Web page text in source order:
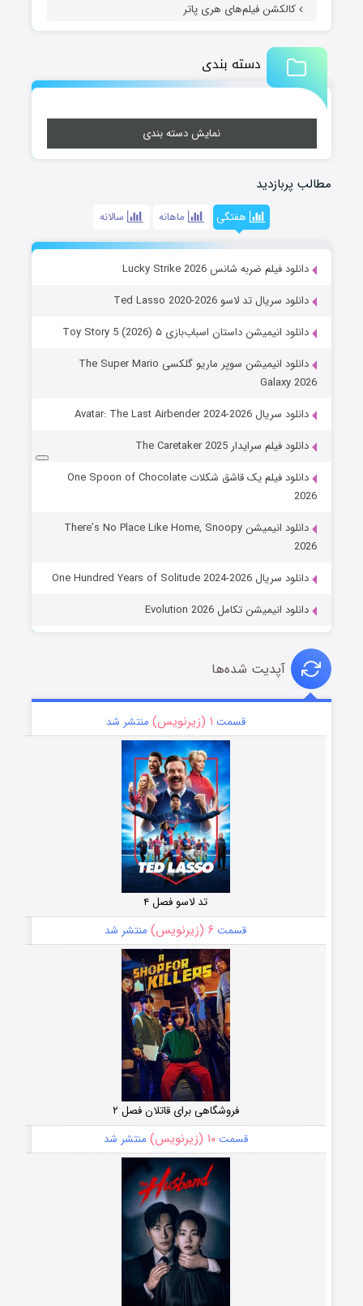
کالکشن فیلم‌های هری پاتر
دسته بندی
نمایش دسته بندی
مطالب پربازدید
هفتگی ماهانه سالانه
دانلود فیلم ضربه شانس Lucky Strike 2026
دانلود سریال تد لاسو Ted Lasso 2020-2026
دانلود انیمیشن داستان اسباب‌بازی ۵ Toy Story 5 (2026)
دانلود انیمیشن سوپر ماریو گلکسی The Super Mario
Galaxy 2026
دانلود سریال Avatar: The Last Airbender 2024-2026
دانلود فیلم سرایدار The Caretaker 2025
دانلود فیلم یک قاشق شکلات One Spoon of Chocolate
2026
دانلود انیمیشن There’s No Place Like Home, Snoopy
2026
دانلود سریال One Hundred Years of Solitude 2024-2026
دانلود انیمیشن تکامل Evolution 2026
آپدیت شده‌ها
قسمت ۱ (زیرنویس) منتشر شد
تد لاسو فصل ۴
قسمت ۶ (زیرنویس) منتشر شد
فروشگاهی برای قاتلان فصل ۲
قسمت۱۰ (زیرنویس) منتشر شد